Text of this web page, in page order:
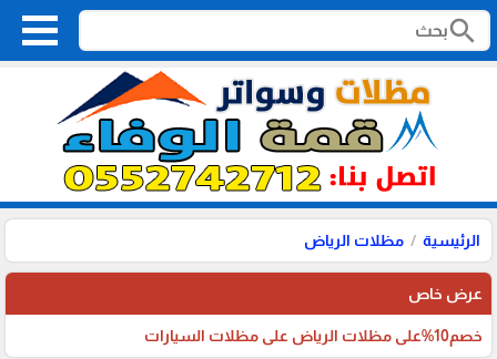
search
الرئيسية مظلات الرياض
عرض خاص
خصم10%على مظلات الرياض على مظلات السيارات